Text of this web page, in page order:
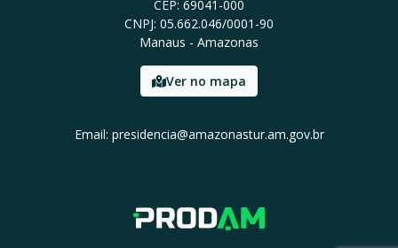
CEP: 69041-000
CNPJ: 05.662.046/0001-90
Manaus - Amazonas
Ver no mapa
Email: presidencia@amazonastur.am.gov.br